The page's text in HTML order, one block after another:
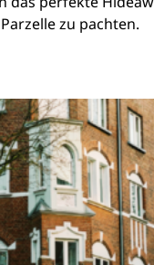
zu pachten.